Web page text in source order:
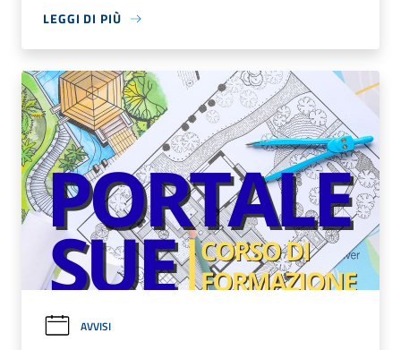
LEGGI DI PIÙ
AVVISI